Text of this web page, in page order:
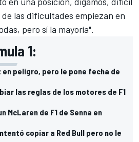
de las dificultades empiezan en
pero sí la mayoría".
1:
en peligro, pero le pone fecha de
las reglas de los motores de F1
McLaren de F1 de Senna en
copiar a Red Bull pero no le